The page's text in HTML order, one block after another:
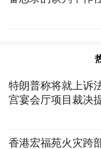
常委、市委秘书
源厅党组成员、副
万滋仁，省国土整
光，厅办公室、
处、耕保处主要负
特朗普称将就上诉
宫宴会厅项目裁决
香港宏福苑火灾跨